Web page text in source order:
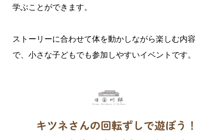
学ぶことができます。
ストーリーに合わせて体を動かしながら楽しむ内容
で、小さな子どもでも参加しやすいイベントです。